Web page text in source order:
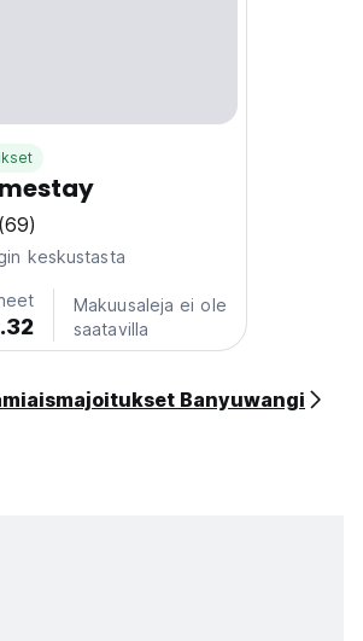
(69)
keskustasta
Makuusaleja ei ole
saatavilla
Banyuwangi